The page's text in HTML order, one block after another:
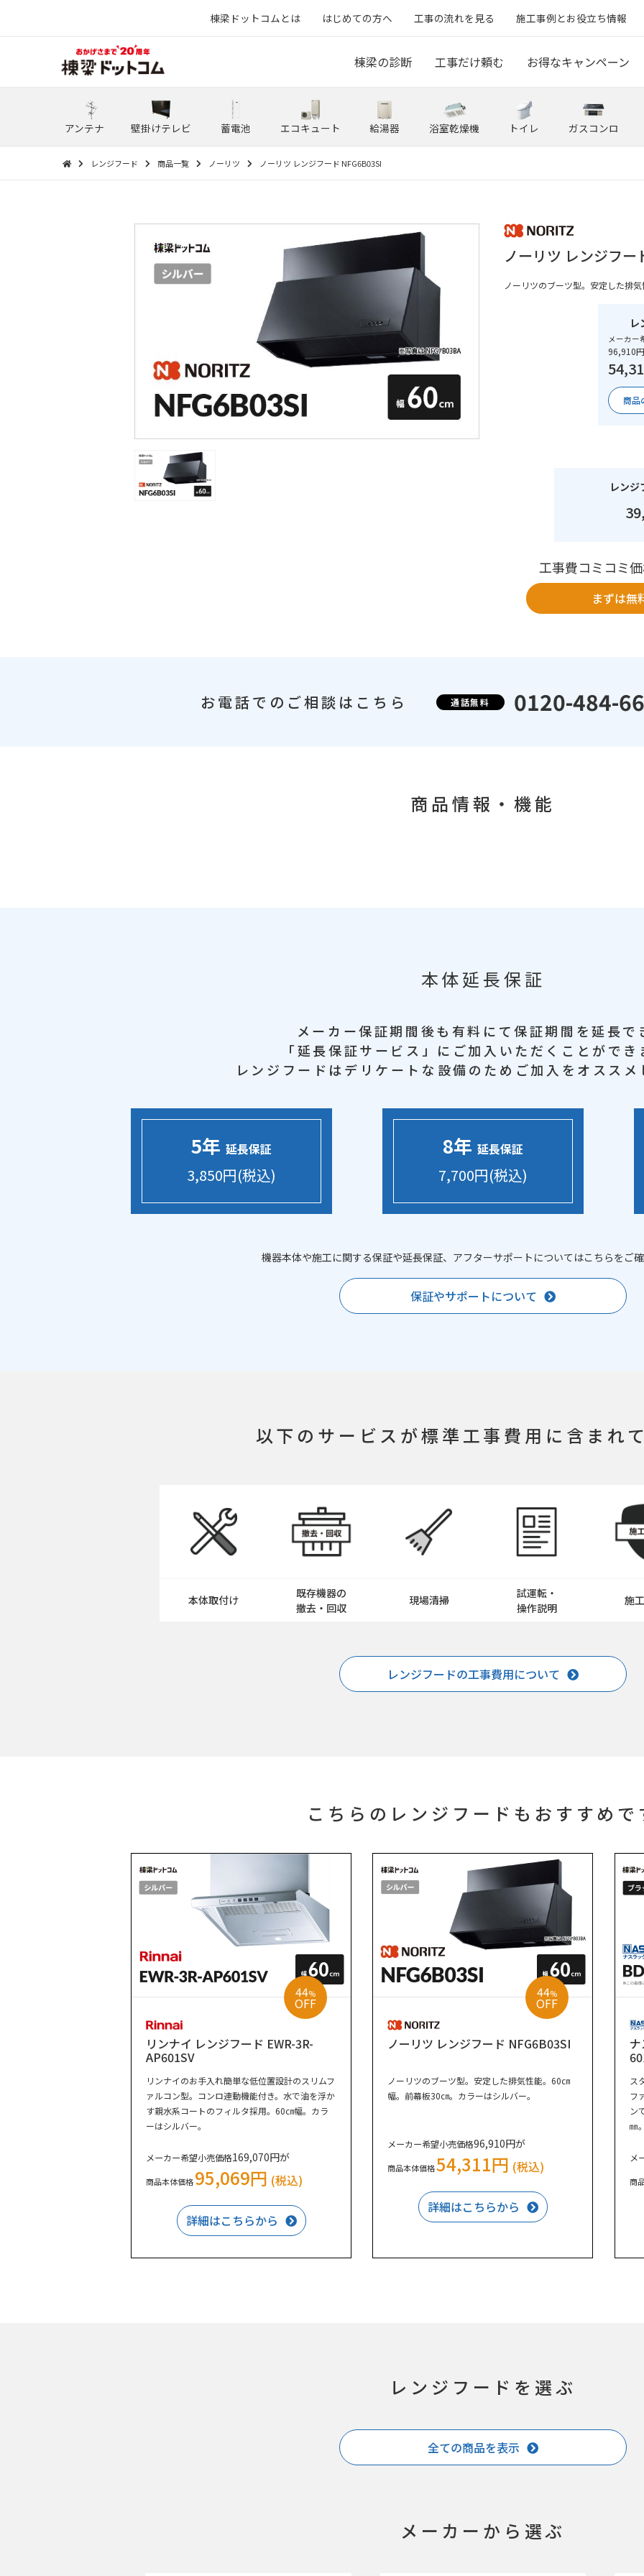
棟梁ドットコムとは はじめての方へ 工事の流れを見る 施工事例とお役立ち情報
棟梁の診断 工事だけ頼む お得なキャンペーン
アンテナ 壁掛けテレビ 蓄電池 エコキュート 給湯器 浴室乾燥機 トイレ ガスコンロ
レンジフード 商品一覧 ノーリツ ノーリツ レンジフード NFG6B03SI
ノーリツ レンジフー
ノーリツのブーツ型。安定した排
レ
メーカー
96,910円
商品
レン
工事費コミコミ
まずは無
お電話でのご相談はこちら 通話無料 0120-484-
商品情報・機能
本体延長保証
メーカー保証期間後も 有料にて保証期間を延長で
「延長保証サービス」に ご加入いただくことができ
レンジフードはデリケートな設備のため ご加入をオスス
5年 延長保証
3,850円(税込)
8年 延長保証
7,700円(税込)
機器本体や施工に関する保証や延長保証、アフターサポートについてはこちらをご
保証やサポートについて
以下のサービスが標準工事費用に含まれ
本体取付け
既存機器の
撤去・回収
現場清掃
試運転・
操作説明
施
レンジフードの工事費用について
こちらのレンジフードもおすすめで
44%
OFF
リンナイ レンジフード EWR-3R-
AP601SV
リンナイのお手入れ簡単な低位置設計のスリムフ
ァルコン型。コンロ連動機能付き。水で油を浮か
す親水系コートのフィルタ採用。60㎝幅。カラ
ーはシルバー。
メーカー希望小売価格169,070円が
商品本体価格95,069円 (税込)
詳細はこちらから
44%
OFF
ノーリツ レンジフード NFG6B03SI
ノーリツのブーツ型。安定した排気性能。60㎝
幅。前幕板30㎝。カラーはシルバー。
メーカー希望小売価格96,910円が
商品本体価格54,311円 (税込)
詳細はこちらから
ス
フ
ン
㎜
メ
商
レンジフードを選ぶ
全ての商品を表示
メーカーから選ぶ